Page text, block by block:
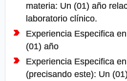
materia: Un (01) año
laboratorio clínico.
Experiencia Especifica
(01) año
Experiencia Especifica
(precisando este): Un